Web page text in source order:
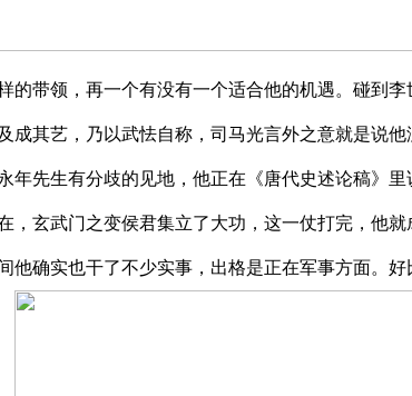
带领，再一个有没有一个适合他的机遇。碰到
其艺，乃以武怯自称，司马光言外之意就是说
先生有分歧的见地，他正在《唐代史述论稿》
玄武门之变侯君集立了大功，这一仗打完，他
确实也干了不少实事，出格是正在军事方面。